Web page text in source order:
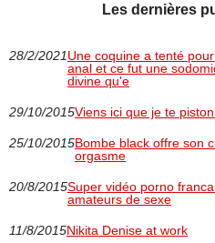
Les dernières
28/2/2021Une coquine a tenté
anal et ce fut une
divine qu'e
29/10/2015Viens ici que je te
25/10/2015Bombe black offre son
orgasme
20/8/2015Super vidéo porno
amateurs de sexe
11/8/2015Nikita Denise at work